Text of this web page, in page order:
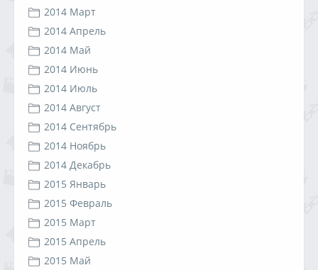
2014 Март
2014 Апрель
2014 Май
2014 Июнь
2014 Июль
2014 Август
2014 Сентябрь
2014 Ноябрь
2014 Декабрь
2015 Январь
2015 Февраль
2015 Март
2015 Апрель
2015 Май